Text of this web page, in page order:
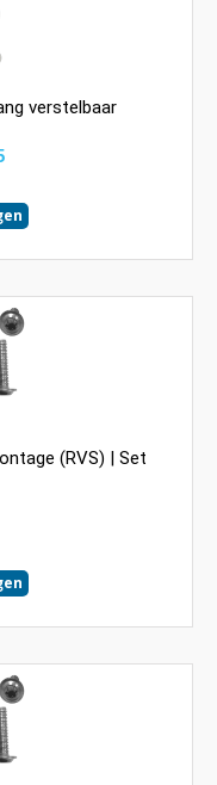
verstelbaar
(RVS) | Set